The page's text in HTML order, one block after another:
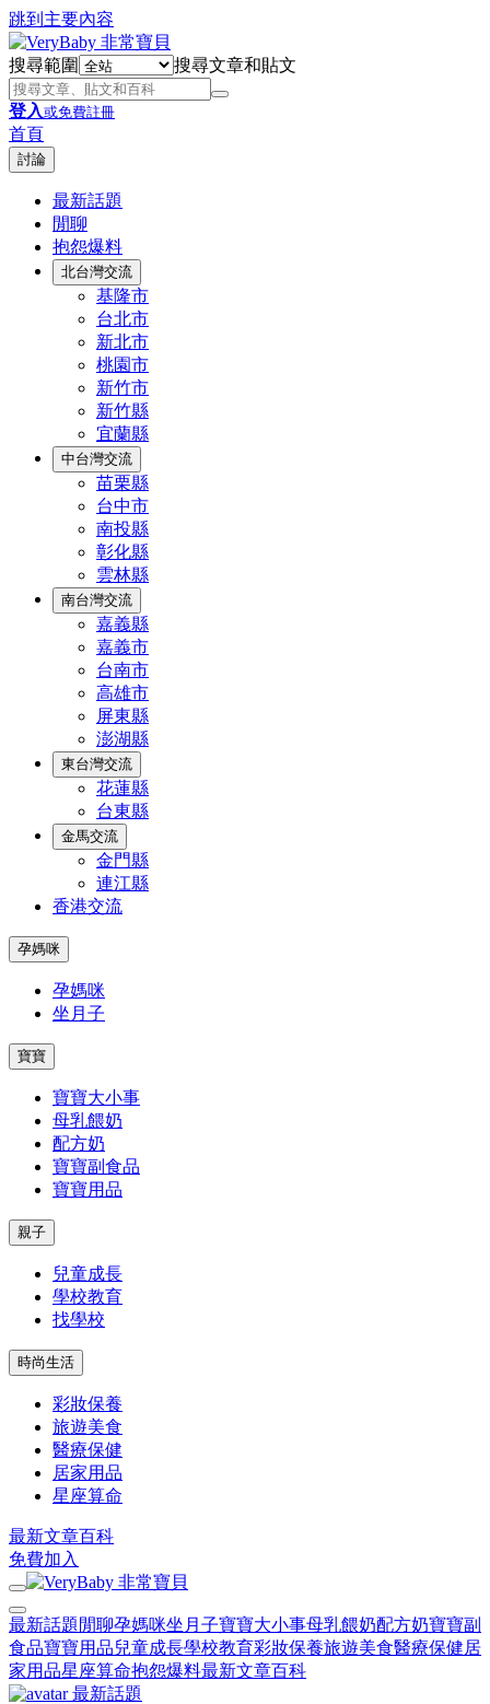
跳到主要內容
搜尋範圍 搜尋文章和貼文
登入或免費註冊
首頁
討論
最新話題
閒聊
抱怨爆料
北台灣交流
基隆市
台北市
新北市
桃園市
新竹市
新竹縣
宜蘭縣
中台灣交流
苗栗縣
台中市
南投縣
彰化縣
雲林縣
南台灣交流
嘉義縣
嘉義市
台南市
高雄市
屏東縣
澎湖縣
東台灣交流
花蓮縣
台東縣
金馬交流
金門縣
連江縣
香港交流
孕媽咪
孕媽咪
坐月子
寶寶
寶寶大小事
母乳餵奶
配方奶
寶寶副食品
寶寶用品
親子
兒童成長
學校教育
找學校
時尚生活
彩妝保養
旅遊美食
醫療保健
居家用品
星座算命
最新文章百科
免費加入
最新話題 閒聊孕媽咪坐月子寶寶大小事母乳餵奶配方奶寶寶副
食品寶寶用品兒童成長學校教育彩妝保養旅遊美食醫療保健居
家用品星座算命抱怨爆料最新文章百科
最新話題